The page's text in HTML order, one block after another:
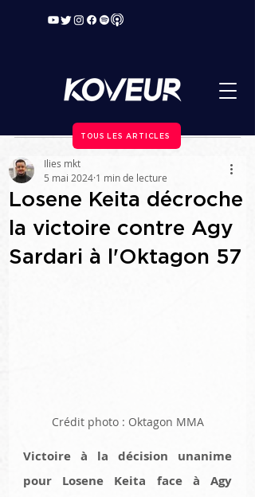
TOUS LES ARTICLES
Losene Keita décroche
la victoire contre Agy
Sardari à l'Oktagon 57
Ilies mkt
5 mai 2024 1 min de lecture
Crédit photo : Oktagon MMA
Victoire à la décision unanime
pour Losene Keita face à Agy